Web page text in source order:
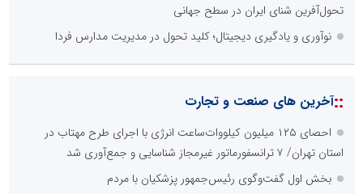
تحول‌آفرین شنای ایران در سطح جهانی
نوآوری و یادگیری دیجیتال؛ کلید تحول در مدیریت مدارس فردا
::آخرین های صنعت و تجارت
احصای ۱۲۵ میلیون کیلووات‌ساعت انرژی با اجرای طرح مهتاب در
استان تهران/ ۷ ترانسفورماتور غیرمجاز شناسایی و جمع‌آوری شد
بخش اول گفت‌وگوی رئیس‌جمهور پزشکیان با مردم